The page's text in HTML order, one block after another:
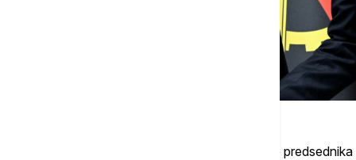
"Danas imamo posebnu čast da ugostimo